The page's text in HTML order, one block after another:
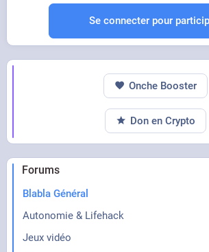
Se connecter pour
Forums
Blabla Général
Autonomie & Lifehack
Jeux vidéo
Onche Booster
Don en Crypto